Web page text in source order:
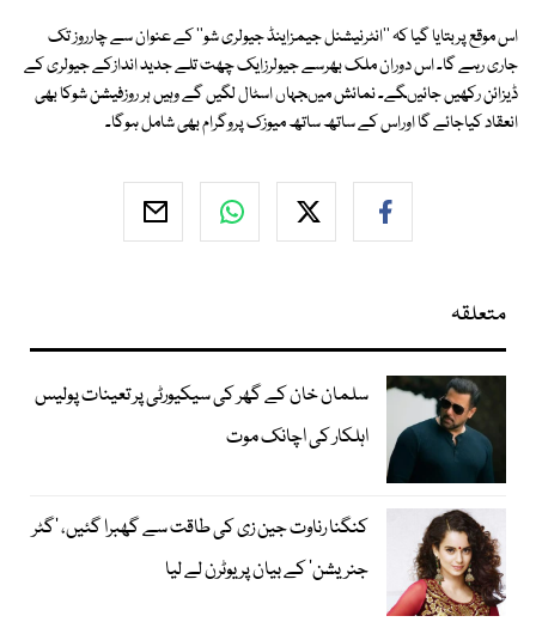
اس موقع پربتایا گیا کہ ''انٹرنیشنل جیمزاینڈ جیولری شو'' کے عنوان سے چارروز تک
جاری رہے گا۔ اس دوران ملک بھرسے جیولرزایک چھت تلے جدید اندازکے جیولری کے
ڈیزائن رکھیں جائیںگے۔ نمائش میںجہاں اسٹال لگیں گے وہیں ہر روزفیشن شوکا بھی
انعقاد کیاجائے گا اوراس کے ساتھ ساتھ میوزک پروگرام بھی شامل ہوگا۔
متعلقہ
سلمان خان کے گھر کی سیکیورٹی پر تعینات پولیس
اہلکار کی اچانک موت
کنگنا رناوت جین زی کی طاقت سے گھبرا گئیں، ’گٹر
جنریشن‘ کے بیان پر یوٹرن لے لیا